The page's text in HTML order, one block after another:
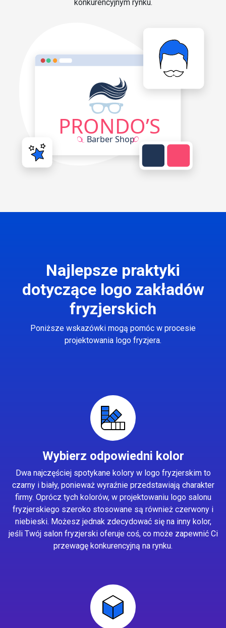
konkurencyjnym rynku.
Najlepsze praktyki
dotyczące logo zakładów
fryzjerskich
Poniższe wskazówki mogą pomóc w procesie
projektowania logo fryzjera.
Wybierz odpowiedni kolor
Dwa najczęściej spotykane kolory w logo fryzjerskim to
czarny i biały, ponieważ wyraźnie przedstawiają charakter
firmy. Oprócz tych kolorów, w projektowaniu logo salonu
fryzjerskiego szeroko stosowane są również czerwony i
niebieski. Możesz jednak zdecydować się na inny kolor,
jeśli Twój salon fryzjerski oferuje coś, co może zapewnić Ci
przewagę konkurencyjną na rynku.